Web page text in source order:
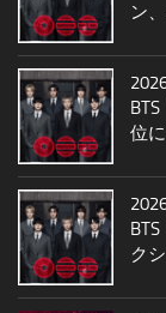
ン
位
ク